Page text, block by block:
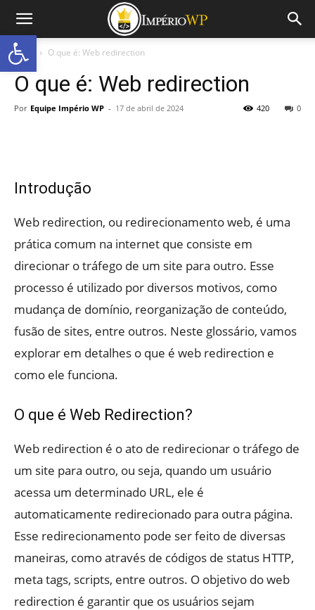
Início O que é: Web redirection
O que é: Web redirection
Por Equipe Império WP - 17 de abril de 2024 0
420
Introdução
Web redirection, ou redirecionamento web, é uma
prática comum na internet que consiste em
direcionar o tráfego de um site para outro. Esse
processo é utilizado por diversos motivos, como
mudança de domínio, reorganização de conteúdo,
fusão de sites, entre outros. Neste glossário, vamos
explorar em detalhes o que é web redirection e
como ele funciona.
O que é Web Redirection?
Web redirection é o ato de redirecionar o tráfego de
um site para outro, ou seja, quando um usuário
acessa um determinado URL, ele é
automaticamente redirecionado para outra página.
Esse redirecionamento pode ser feito de diversas
maneiras, como através de códigos de status HTTP,
meta tags, scripts, entre outros. O objetivo do web
redirection é garantir que os usuários sejam
Abrir a barra de ferramentas